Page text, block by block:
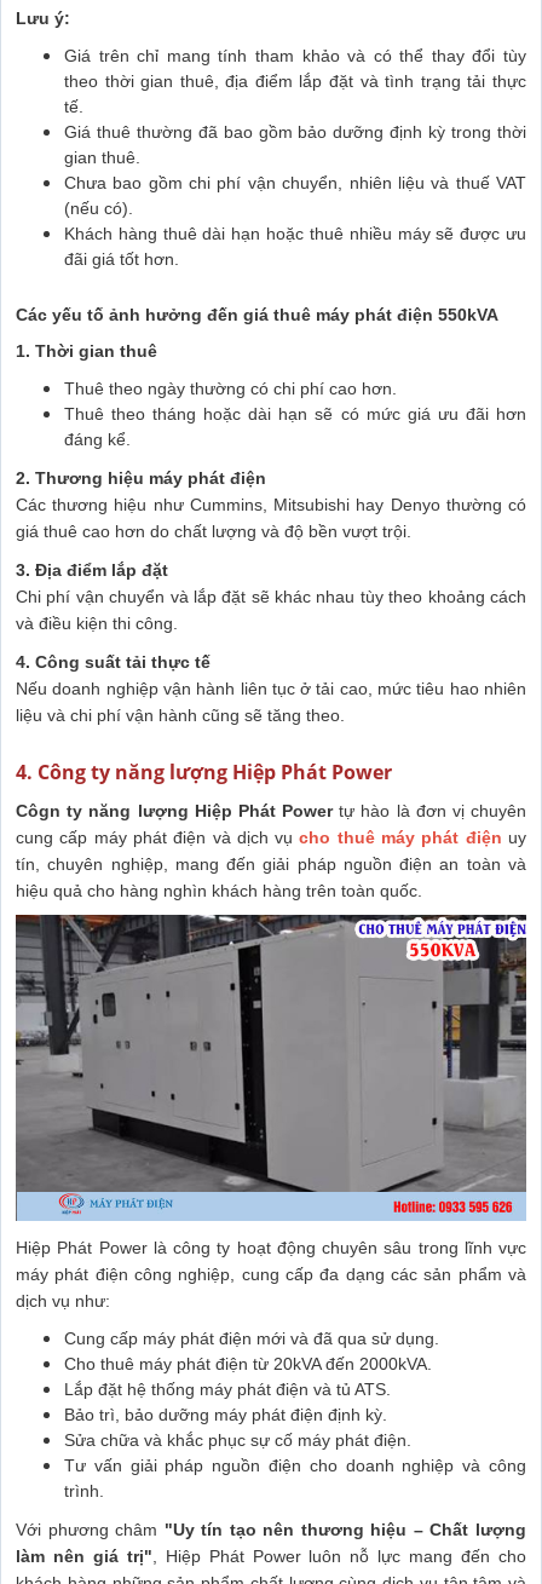
Lưu ý:
Giá trên chỉ mang tính tham khảo và có thể thay đổi tùy
theo thời gian thuê, địa điểm lắp đặt và tình trạng tải thực
tế.
Giá thuê thường đã bao gồm bảo dưỡng định kỳ trong thời
gian thuê.
Chưa bao gồm chi phí vận chuyển, nhiên liệu và thuế VAT
(nếu có).
Khách hàng thuê dài hạn hoặc thuê nhiều máy sẽ được ưu
đãi giá tốt hơn.
Các yếu tố ảnh hưởng đến giá thuê máy phát điện 550kVA
1. Thời gian thuê
Thuê theo ngày thường có chi phí cao hơn.
Thuê theo tháng hoặc dài hạn sẽ có mức giá ưu đãi hơn
đáng kể.
2. Thương hiệu máy phát điện
Các thương hiệu như Cummins, Mitsubishi hay Denyo thường có
giá thuê cao hơn do chất lượng và độ bền vượt trội.
3. Địa điểm lắp đặt
Chi phí vận chuyển và lắp đặt sẽ khác nhau tùy theo khoảng cách
và điều kiện thi công.
4. Công suất tải thực tế
Nếu doanh nghiệp vận hành liên tục ở tải cao, mức tiêu hao nhiên
liệu và chi phí vận hành cũng sẽ tăng theo.
4. Công ty năng lượng Hiệp Phát Power
Côgn ty năng lượng Hiệp Phát Powertự hào là đơn vị chuyên
cung cấp máy phát điện và dịch vụcho thuê máy phát điện uy
tín, chuyên nghiệp, mang đến giải pháp nguồn điện an toàn và
hiệu quả cho hàng nghìn khách hàng trên toàn quốc.
Hiệp Phát Power là công ty hoạt động chuyên sâu trong lĩnh vực
máy phát điện công nghiệp, cung cấp đa dạng các sản phẩm và
dịch vụ như:
Cung cấp máy phát điện mới và đã qua sử dụng.
Cho thuê máy phát điện từ 20kVA đến 2000kVA.
Lắp đặt hệ thống máy phát điện và tủ ATS.
Bảo trì, bảo dưỡng máy phát điện định kỳ.
Sửa chữa và khắc phục sự cố máy phát điện.
Tư vấn giải pháp nguồn điện cho doanh nghiệp và công
trình.
Với phương châm "Uy tín tạo nên thương hiệu – Chất lượng
làm nên giá trị", Hiệp Phát Power luôn nỗ lực mang đến cho